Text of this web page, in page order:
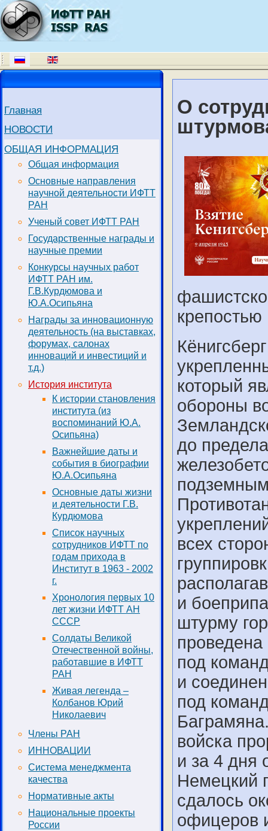
Главная
НОВОСТИ
ОБЩАЯ ИНФОРМАЦИЯ
Общая информация
Основные направления
научной деятельности ИФТТ
РАН
Ученый совет ИФТТ РАН
Государственные награды и
научные премии
Конкурсы научных работ
ИФТТ РАН им.
Г.В.Курдюмова и
Ю.А.Осипьяна
Награды за инновационную
деятельность (на выставках,
форумах, салонах
инноваций и инвестиций и
т.д.)
История института
К истории становления
института (из
воспоминаний Ю.А.
Осипьяна)
Важнейшие даты и
события в биографии
Ю.А.Осипьяна
Основные даты жизни
и деятельности Г.В.
Курдюмова
Список научных
сотрудников ИФТТ по
годам прихода в
Институт в 1963 - 2002
г.
Хронология первых 10
лет жизни ИФТТ АН
СССР
Солдаты Великой
Отечественной войны,
работавшие в ИФТТ
РАН
Живая легенда –
Колбанов Юрий
Николаевич
Члены РАН
ИННОВАЦИИ
Система менеджмента
качества
Нормативные акты
Национальные проекты
России
О
крепостью
который
обороны
до
всех
и
штурму
под
и
под
войска
и за 4 дня
Немецкий
сдалось
офицеров